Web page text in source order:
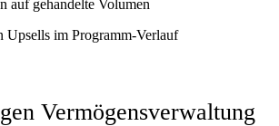
auf gehandelte Volumen
Upsells im Programm-Verlauf
Vermögensverwaltung